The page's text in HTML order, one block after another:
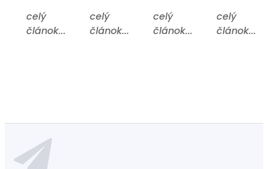
celý
článok...
celý
článok...
celý
článok...
celý
článok...